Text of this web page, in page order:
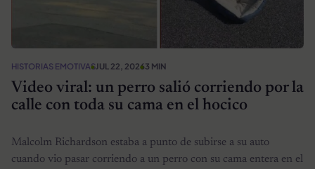
HISTORIAS EMOTIVASJUL 22, 20263 MIN
Video viral: un perro salió corriendo por la
calle con toda su cama en el hocico
Malcolm Richardson estaba a punto de subirse a su auto
cuando vio pasar corriendo a un perro con su cama entera en el